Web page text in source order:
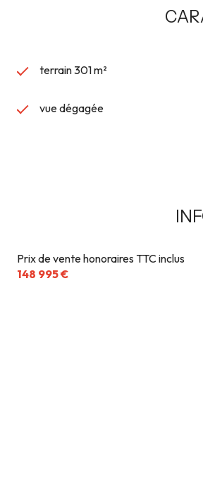
terrain 301 m²
vue dégagée
Prix de vente honoraires TTC inclus
148 995 €